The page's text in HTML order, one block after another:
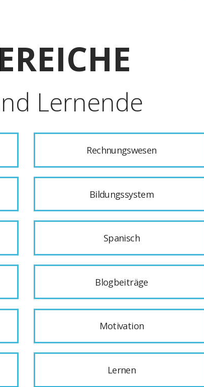
Lernende
Rechnungswesen
Bildungssystem
Spanisch
Blogbeiträge
Motivation
Lernen